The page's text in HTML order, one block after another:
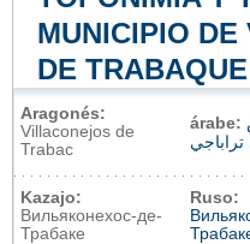
MUNICIPIO
DE TRABAQUE
Aragonés:
Villaconejos de
Trabac
árabe:
Kazajo:
Вильяконехос-де-
Трабаке
Ruso: